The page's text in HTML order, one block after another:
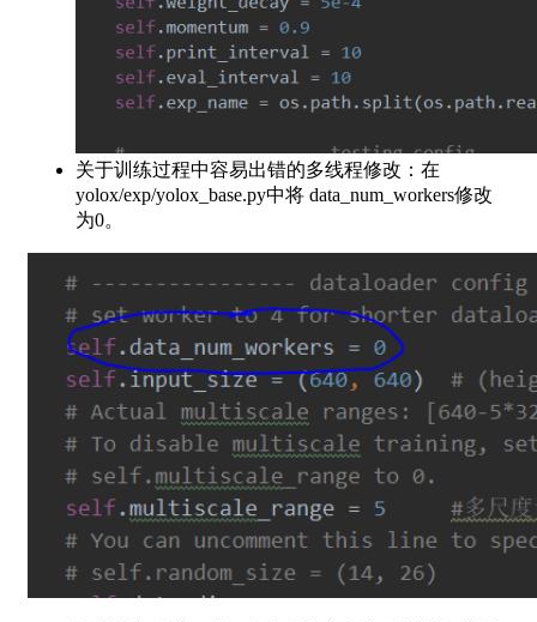
关于训练过程中容易出错的多线程修改：在
yolox/exp/yolox_base.py中将 data_num_workers修改
为0。